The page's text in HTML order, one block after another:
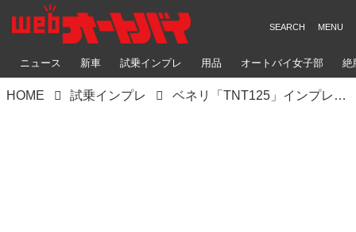
ニュース 新車 試乗インプレ 用品 オートバイ女子部 絶
HOME 試乗インプレ ベネリ「TNT125」インプレ・解説（2021年）グロムやZ125プロのライバルとなるか、注目の原付二種スポーツが日本上陸